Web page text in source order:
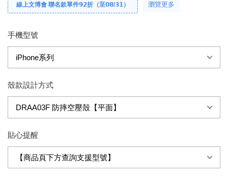
線上文博會 聯名款單件𝟵𝟮折（至𝟬𝟴/𝟯𝟭） 瀏覽更多
手機型號
殼款設計方式
貼心提醒